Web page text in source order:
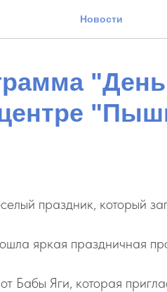
Новости
праздник, который
яркая праздничная
Бабы Яги, которая